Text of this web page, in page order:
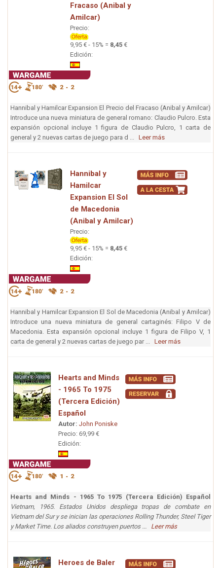
Fracaso (Anibal y
Amilcar)
Precio:
9,95 € - 15% = 8,45 €
Edición:
Hannibal y Hamilcar Expansion El Precio del Fracaso (Anibal y Amilcar)
Introduce una nueva miniatura de general romano: Claudio Pulcro. Esta
expansión opcional incluye 1 figura de Claudio Pulcro, 1 carta de
general y 2 nuevas cartas de juego para d ... Leer más
Hannibal y
Hamilcar
Expansion El Sol
de Macedonia
(Anibal y Amilcar)
Precio:
9,95 € - 15% = 8,45 €
Edición:
Hannibal y Hamilcar Expansion El Sol de Macedonia (Anibal y Amilcar)
Introduce una nueva miniatura de general cartaginés: Filipo V de
Macedonia. Esta expansión opcional incluye 1 figura de Filipo V, 1
carta de general y 2 nuevas cartas de juego par ... Leer más
Hearts and Minds
- 1965 To 1975
(Tercera Edición)
Español
Autor: John Poniske
Precio: 69,99 €
Edición:
Hearts and Minds - 1965 To 1975 (Tercera Edición) Español
Vietnam, 1965. Estados Unidos despliega tropas de combate en
Vietnam del Sur y se inician las operaciones Rolling Thunder, Steel Tiger
y Market Time. Los aliados construyen puertos ... Leer más
Heroes de Baler